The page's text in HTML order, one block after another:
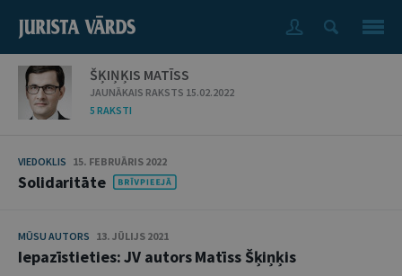
ŠĶIŅĶIS MATĪSS
JAUNĀKAIS RAKSTS 15.02.2022
5 RAKSTI
VIEDOKLIS 15. FEBRUĀRIS 2022
Solidaritāte
MŪSU AUTORS 13. JŪLIJS 2021
Iepazīstieties: JV autors Matīss Šķiņķis